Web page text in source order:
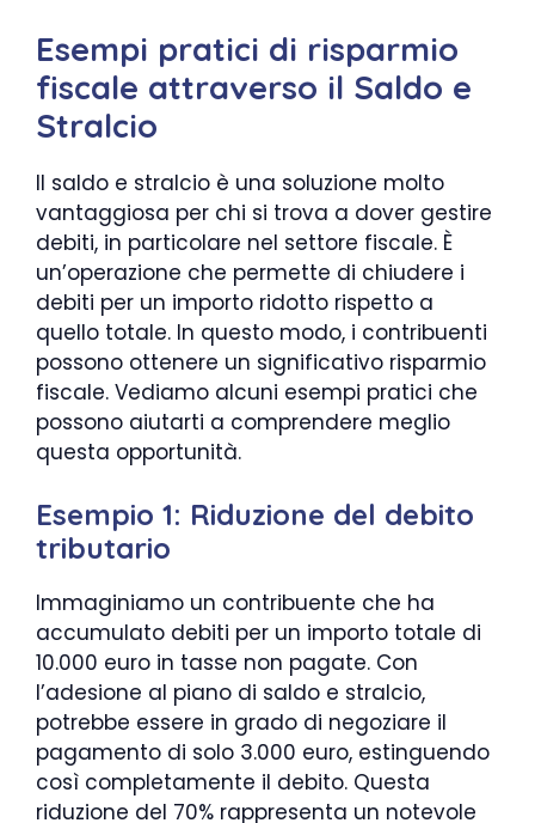
Esempi pratici di risparmio
fiscale attraverso il Saldo e
Stralcio
Il saldo e stralcio è una soluzione molto
vantaggiosa per chi si trova a dover gestire
debiti, in particolare nel settore fiscale. È
un’operazione che permette di chiudere i
debiti per un importo ridotto rispetto a
quello totale. In questo modo, i contribuenti
possono ottenere un significativo risparmio
fiscale. Vediamo alcuni esempi pratici che
possono aiutarti a comprendere meglio
questa opportunità.
Esempio 1: Riduzione del debito
tributario
Immaginiamo un contribuente che ha
accumulato debiti per un importo totale di
10.000 euro in tasse non pagate. Con
l’adesione al piano di saldo e stralcio,
potrebbe essere in grado di negoziare il
pagamento di solo 3.000 euro, estinguendo
così completamente il debito. Questa
riduzione del 70% rappresenta un notevole